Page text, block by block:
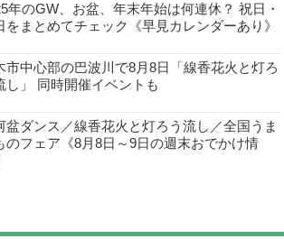
年のGW、お盆、年末年始は何連休？ 祝日・
をまとめてチェック《早見カレンダーあり》
市中心部の巴波川で8月8日「線香花火と灯ろ
し」 同時開催イベントも
盆ダンス／線香花火と灯ろう流し／全国うま
のフェア《8月8日～9日の週末おでかけ情